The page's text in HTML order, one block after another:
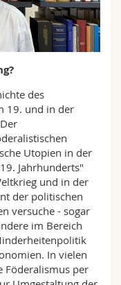
des
19. und in der
Utopien in der
Jahrhunderts"
und in der
der politischen
versuche - sogar
im Bereich
In vielen
Föderalismus per